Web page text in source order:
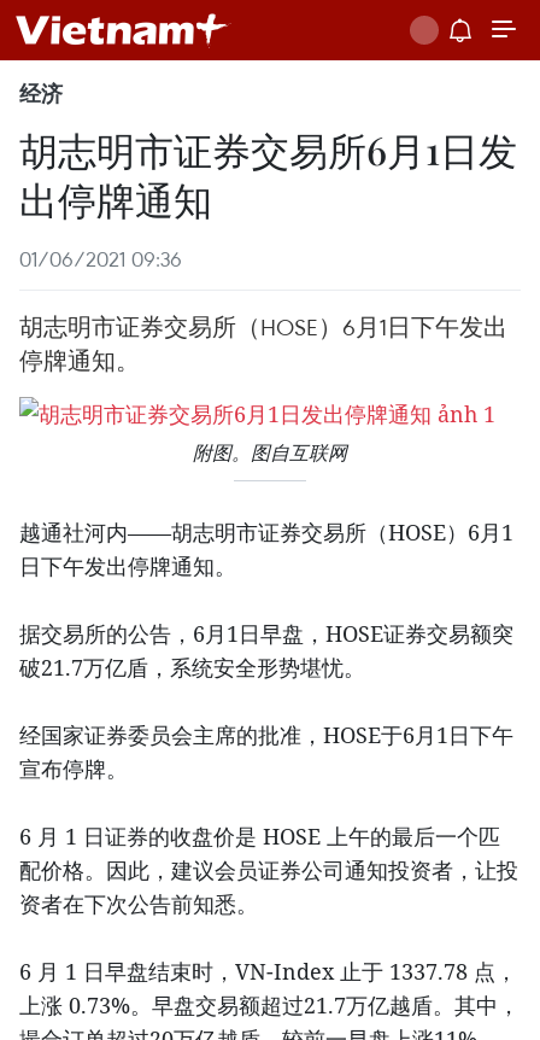
经济
胡志明市证券交易所6月1日发
出停牌通知
01/06/2021 09:36
胡志明市证券交易所（HOSE）6月1日下午发出
停牌通知。
附图。图自互联网
越通社河内——胡志明市证券交易所（HOSE）6月1
日下午发出停牌通知。
据交易所的公告，6月1日早盘，HOSE证券交易额突
破21.7万亿盾，系统安全形势堪忧。
经国家证券委员会主席的批准，HOSE于6月1日下午
宣布停牌。
6 月 1 日证券的收盘价是 HOSE 上午的最后一个匹
配价格。因此，建议会员证券公司通知投资者，让投
资者在下次公告前知悉。
6 月 1 日早盘结束时，VN-Index 止于 1337.78 点，
上涨 0.73%。早盘交易额超过21.7万亿越盾。其中，